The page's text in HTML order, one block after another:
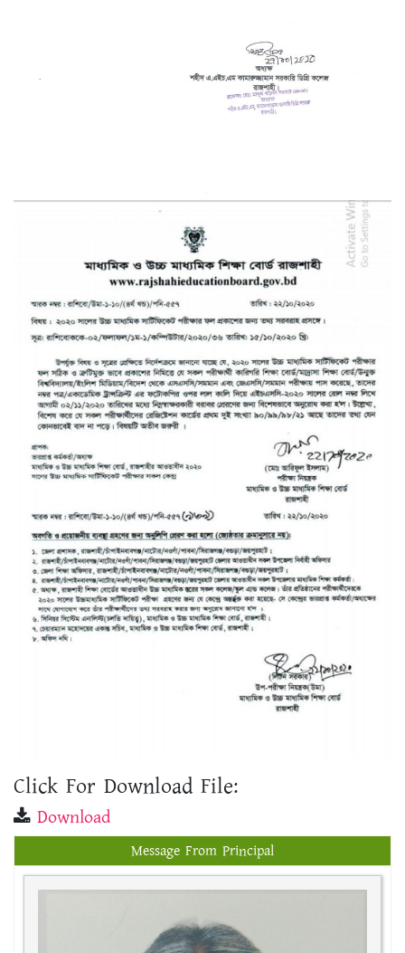
Click For Download File:
Download
Message From Principal